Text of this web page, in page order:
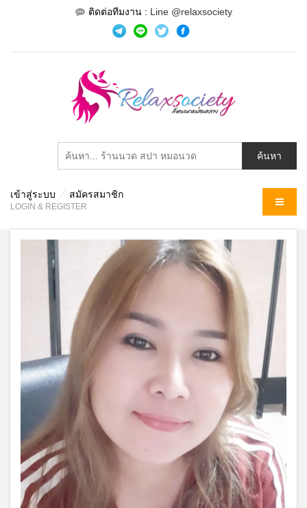
ติดต่อทีมงาน : Line @relaxsociety
เข้าสู่ระบบ สมัครสมาชิก
LOGIN & REGISTER MENU